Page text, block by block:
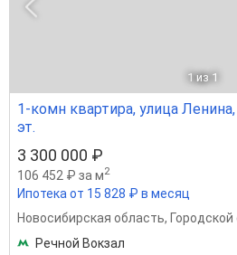
1 из 1
1-комн квартира, улица
эт.
3 300 000 ₽
106 452 ₽ за м2
Ипотека от 15 828 ₽ в месяц
Новосибирская область,
Речной Вокзал